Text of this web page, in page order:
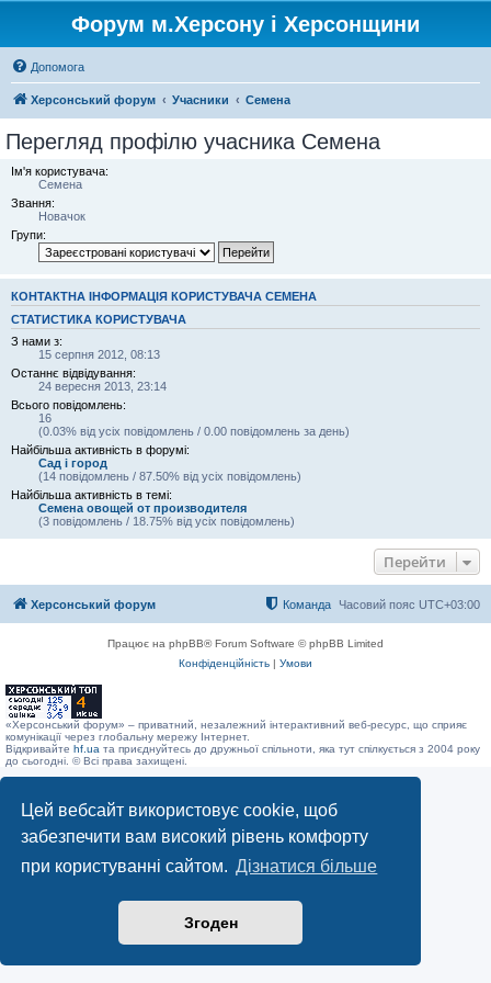
Цей вебсайт використовує cookie, щоб
забезпечити вам високий рівень комфорту
при користуванні сайтом. Дізнатися більше
Згоден
Форум м.Херсону і Херсонщини
Допомога
Херсонський форум Учасники Семена
Перегляд профілю учасника Семена
Ім'я користувача:
Семена
Звання:
Новачок
Групи:
КОНТАКТНА ІНФОРМАЦІЯ КОРИСТУВАЧА СЕМЕНА
СТАТИСТИКА КОРИСТУВАЧА
З нами з:
15 серпня 2012, 08:13
Останнє відвідування:
24 вересня 2013, 23:14
Всього повідомлень:
16
(0.03% від усіх повідомлень / 0.00 повідомлень за день)
Найбільша активність в форумі:
Сад і город
(14 повідомлень / 87.50% від усіх повідомлень)
Найбільша активність в темі:
Семена овощей от производителя
(3 повідомлень / 18.75% від усіх повідомлень)
Перейти
Херсонський форум Часовий пояс UTC+03:00
Команда
Працює на phpBB® Forum Software © phpBB Limited
Конфіденційність | Умови
«Херсонський форум» – приватний, незалежний інтерактивний веб-ресурс, що сприяє
комунікації через глобальну мережу Інтернет.
Відкривайте hf.ua та приєднуйтесь до дружньої спільноти, яка тут спілкується з 2004 року
до сьогодні. © Всі права захищені.